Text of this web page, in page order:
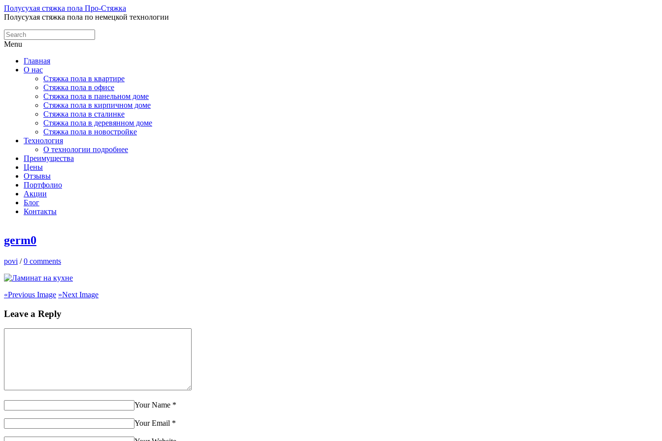
Полусухая стяжка пола Про-Стяжка
Полусухая стяжка пола по немецкой технологии
Menu
Главная
О нас
Стяжка пола в квартире
Стяжка пола в офисе
Стяжка пола в панельном доме
Стяжка пола в кирпичном доме
Стяжка пола в сталинке
Стяжка пола в деревянном доме
Стяжка пола в новостройке
Технология
О технологии подробнее
Преимущества
Цены
Отзывы
Портфолио
Акции
Блог
Контакты
germ0
povi / 0 comments
«Previous Image »Next Image
Leave a Reply
Your Name *
Your Email *